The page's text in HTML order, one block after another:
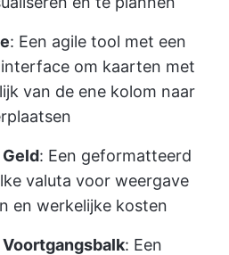
: Een agile tool met een
om kaarten met
van de ene kolom naar
Geld: Een geformatteerd
valuta voor weergave
en werkelijke kosten
Voortgangsbalk: Een